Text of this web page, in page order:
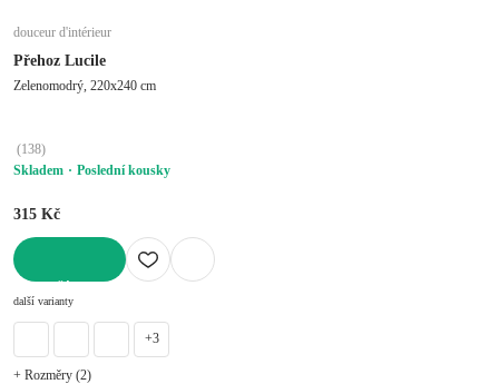
douceur d'intérieur
Přehoz Lucile
Zelenomodrý, 220x240 cm
(138)
Skladem
Poslední kousky
315 Kč
další varianty
+3
+ Rozměry (2)